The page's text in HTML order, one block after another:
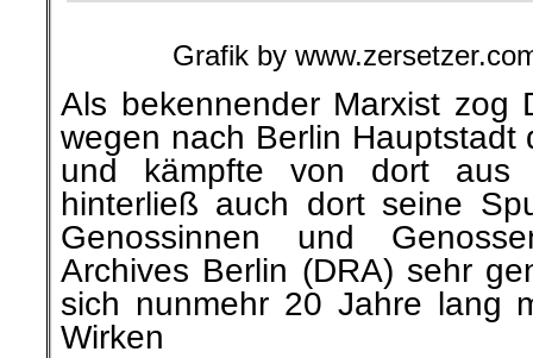
Grafik by
Als bekennender Marxist zog
wegen nach Berlin Hauptstadt
und kämpfte von dort
hinterließ auch dort seine
Genossinnen und
Archives Berlin (DRA) sehr
sich nunmehr 20 Jahre lang
Wirken